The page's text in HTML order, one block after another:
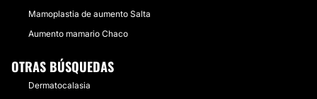
Mamoplastia de aumento Salta
Aumento mamario Chaco
OTRAS BÚSQUEDAS
Dermatocalasia